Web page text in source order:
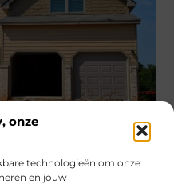
onze
technologieën om onze
en jouw
van Deventer
uw Zijde